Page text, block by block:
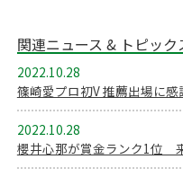
関連ニュース & トピック
2022.10.28
篠崎愛プロ初V 推薦出場に感
2022.10.28
櫻井心那が賞金ランク1位